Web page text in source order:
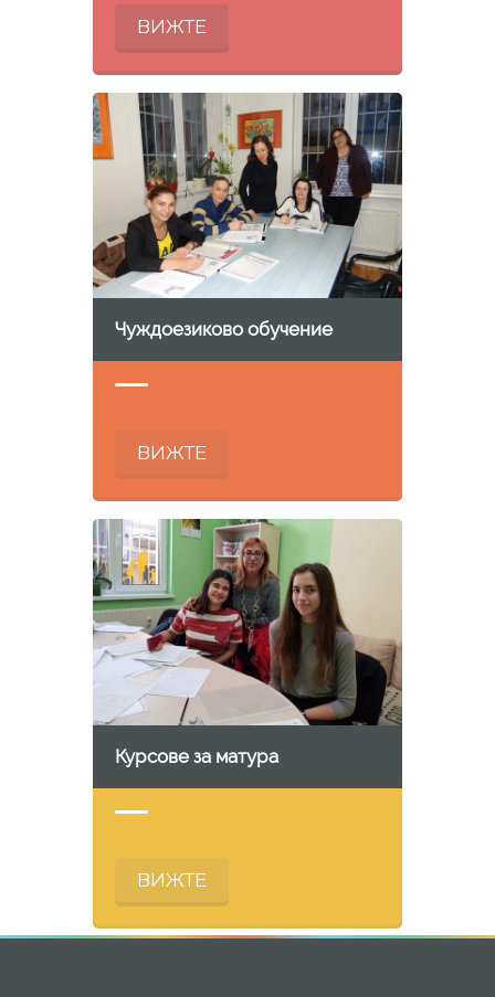
ВИЖТЕ
Чуждоезиково обучение
ВИЖТЕ
Курсове за матура
ВИЖТЕ